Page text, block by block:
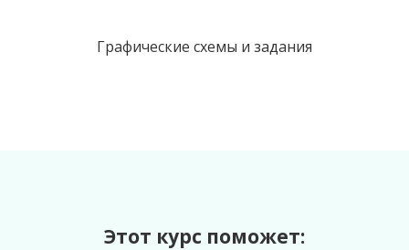
Графические схемы и задания
Этот курс поможет: